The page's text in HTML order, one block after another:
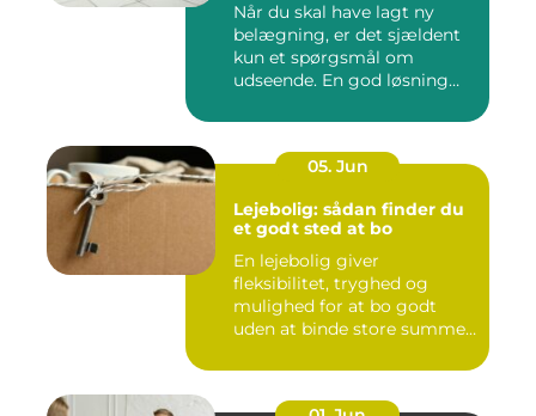
Når du skal have lagt ny
belægning, er det sjældent
kun et spørgsmål om
udseende. En god løsning
05. Jun
Lejebolig: sådan finder du
et godt sted at bo
En lejebolig giver
fleksibilitet, tryghed og
mulighed for at bo godt
uden at binde store summer